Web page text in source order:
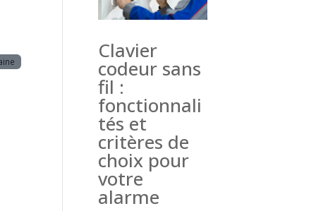
Clavier
codeur sans
fil :
fonctionnali
tés et
critères de
choix pour
votre
alarme